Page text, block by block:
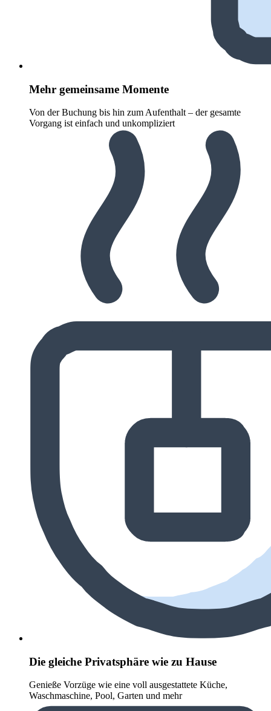
Mehr gemeinsame Momente
Von der Buchung bis hin zum Aufenthalt – der gesamte
Vorgang ist einfach und unkompliziert
Die gleiche Privatsphäre wie zu Hause
Genieße Vorzüge wie eine voll ausgestattete Küche,
Waschmaschine, Pool, Garten und mehr